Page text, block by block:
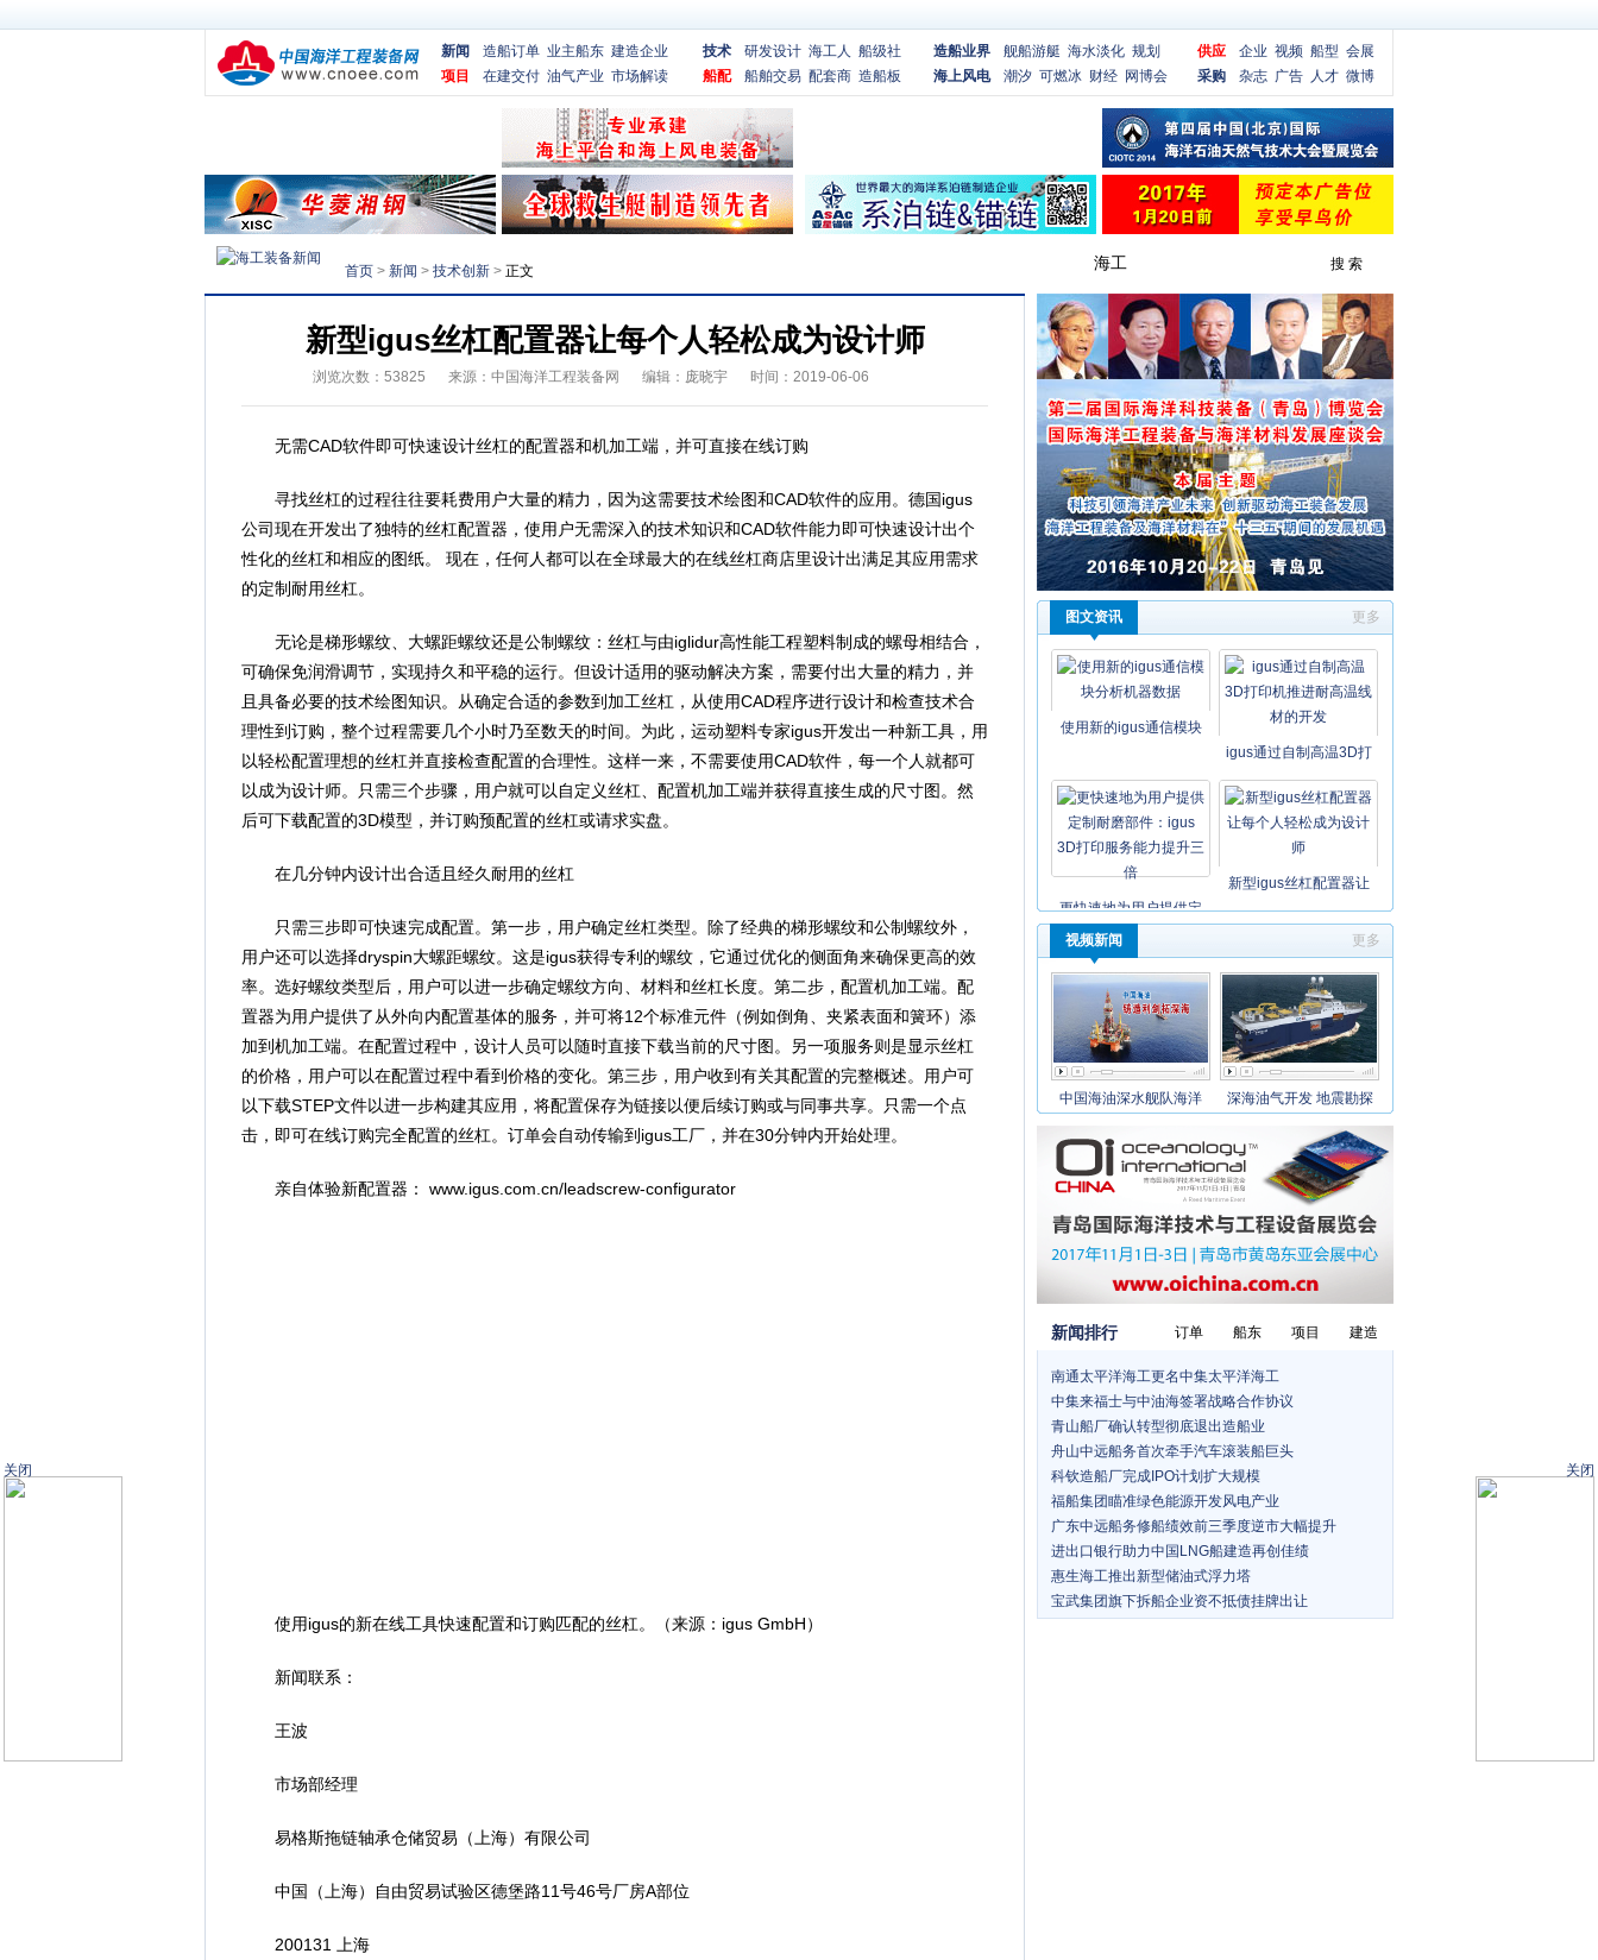
关闭
关闭
新闻 造船订单 业主船东 建造企业
项目
在建交付 油气产业 市场解读
技术 研发设计 海工人 船级社
船配
船舶交易 配套商 造船板
造船业界 舰船游艇 海水淡化 规划
海上风电
潮汐 可燃冰 财经 网博会
供应 企业 视频 船型 会展
采购
杂志 广告 人才 微博
首页 > 新闻 > 技术创新 > 正文
新型igus丝杠配置器让每个人轻松成为设计师
浏览次数： 53825 来源： 中国海洋工程装备网 编辑：庞晓宇 时间：2019-06-06
无需CAD软件即可快速设计丝杠的配置器和机加工端，并可直接在线订购
寻找丝杠的过程往往要耗费用户大量的精力，因为这需要技术绘图和CAD软件的应用。德国igus
公司现在开发出了独特的丝杠配置器，使用户无需深入的技术知识和CAD软件能力即可快速设计出个
性化的丝杠和相应的图纸。 现在，任何人都可以在全球最大的在线丝杠商店里设计出满足其应用需求
的定制耐用丝杠。
无论是梯形螺纹、大螺距螺纹还是公制螺纹：丝杠与由iglidur高性能工程塑料制成的螺母相结合，
可确保免润滑调节，实现持久和平稳的运行。但设计适用的驱动解决方案，需要付出大量的精力，并
且具备必要的技术绘图知识。从确定合适的参数到加工丝杠，从使用CAD程序进行设计和检查技术合
理性到订购，整个过程需要几个小时乃至数天的时间。为此，运动塑料专家igus开发出一种新工具，用
以轻松配置理想的丝杠并直接检查配置的合理性。这样一来，不需要使用CAD软件，每一个人就都可
以成为设计师。只需三个步骤，用户就可以自定义丝杠、配置机加工端并获得直接生成的尺寸图。然
后可下载配置的3D模型，并订购预配置的丝杠或请求实盘。
在几分钟内设计出合适且经久耐用的丝杠
只需三步即可快速完成配置。第一步，用户确定丝杠类型。除了经典的梯形螺纹和公制螺纹外，
用户还可以选择dryspin大螺距螺纹。这是igus获得专利的螺纹，它通过优化的侧面角来确保更高的效
率。选好螺纹类型后，用户可以进一步确定螺纹方向、材料和丝杠长度。第二步，配置机加工端。配
置器为用户提供了从外向内配置基体的服务，并可将12个标准元件（例如倒角、夹紧表面和簧环）添
加到机加工端。在配置过程中，设计人员可以随时直接下载当前的尺寸图。另一项服务则是显示丝杠
的价格，用户可以在配置过程中看到价格的变化。第三步，用户收到有关其配置的完整概述。用户可
以下载STEP文件以进一步构建其应用，将配置保存为链接以便后续订购或与同事共享。只需一个点
击，即可在线订购完全配置的丝杠。订单会自动传输到igus工厂，并在30分钟内开始处理。
亲自体验新配置器： www.igus.com.cn/leadscrew-configurator
使用igus的新在线工具快速配置和订购匹配的丝杠。（来源：igus GmbH）
新闻联系：
王波
市场部经理
易格斯拖链轴承仓储贸易（上海）有限公司
中国（上海）自由贸易试验区德堡路11号46号厂房A部位
200131 上海
更多
图文资讯
使用新的igus通信模块
igus通过自制高温3D打
更快速地为用户提供定
新型igus丝杠配置器让
更多
视频新闻
中国海油深水舰队海洋 深海油气开发 地震勘探
新闻排行 建造
项目
船东
订单
南通太平洋海工更名中集太平洋海工
中集来福士与中油海签署战略合作协议
青山船厂确认转型彻底退出造船业
舟山中远船务首次牵手汽车滚装船巨头
科钦造船厂完成IPO计划扩大规模
福船集团瞄准绿色能源开发风电产业
广东中远船务修船绩效前三季度逆市大幅提升
进出口银行助力中国LNG船建造再创佳绩
惠生海工推出新型储油式浮力塔
宝武集团旗下拆船企业资不抵债挂牌出让